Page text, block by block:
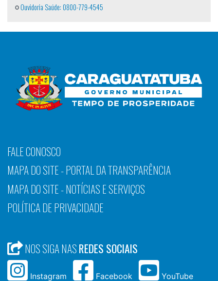
Ouvidoria Saúde: 0800-779-4545
FALE CONOSCO
MAPA DO SITE - PORTAL DA TRANSPARÊNCIA
MAPA DO SITE - NOTÍCIAS E SERVIÇOS
POLÍTICA DE PRIVACIDADE
NOS SIGA NASREDES SOCIAIS
Instagram Facebook YouTube